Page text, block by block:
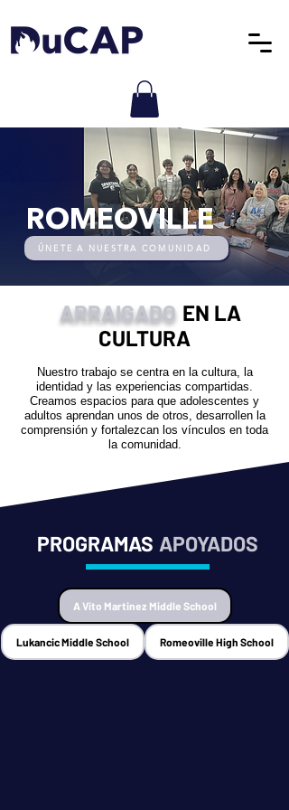
ROMEOVILLE
ÚNETE A NUESTRA COMUNIDAD
ARRAIGADO EN LA
CULTURA
Nuestro trabajo se centra en la cultura, la
identidad y las experiencias compartidas.
Creamos espacios para que adolescentes y
adultos aprendan unos de otros, desarrollen la
comprensión y fortalezcan los vínculos en toda
la comunidad.
PROGRAMAS APOYADOS
A Vito Martinez Middle School
Lukancic Middle School Romeoville High School